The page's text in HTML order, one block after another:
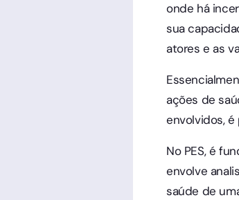
onde há
sua
atores e as
ações de
envolvidos,
No PES, é
envolve
saúde de